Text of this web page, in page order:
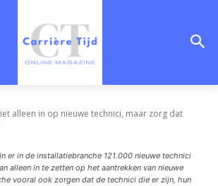
alleen in op nieuwe technici, maar zorg dat
er in de installatiebranche 121.000 nieuwe technici
alleen in te zetten op het aantrekken van nieuwe
vooral ook zorgen dat de technici die er zijn, hun